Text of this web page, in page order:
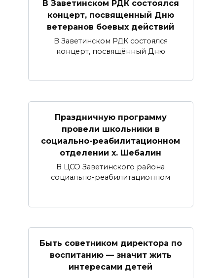
В Заветинском РДК состоялся
концерт, посвященный Дню
ветеранов боевых действий
В Заветинском РДК состоялся
концерт, посвящённый Дню
Праздничную программу
провели школьники в
социально-реабилитационном
отделении х. Шебалин
В ЦСО Заветинского района
социально-реабилитационном
Быть советником директора по
воспитанию — значит жить
интересами детей